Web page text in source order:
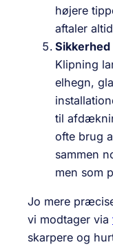
højere
aftaler
Klipning
elhegn,
til
ofte brug
sammen
men som
Jo mere
vi modtager via
skarpere og